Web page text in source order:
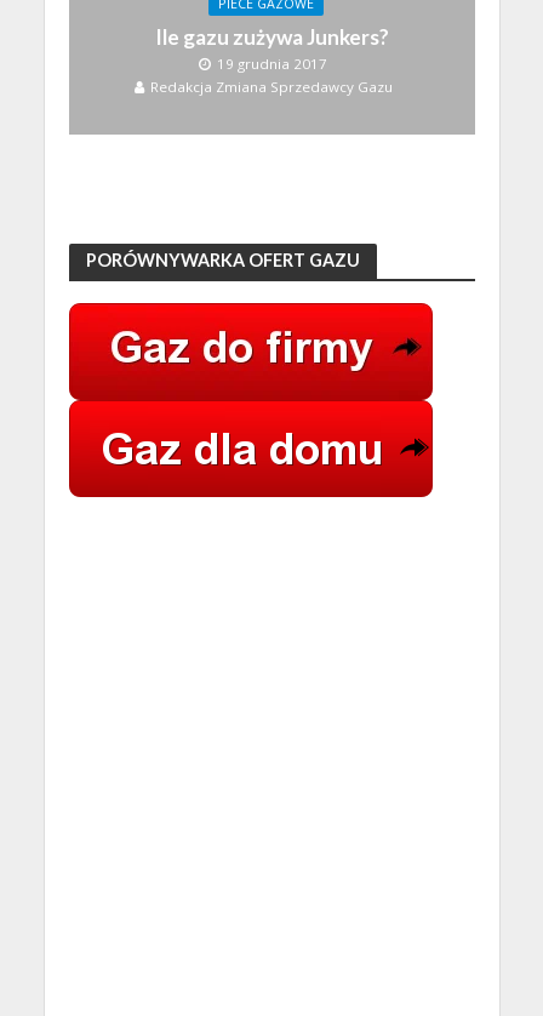
Ile gazu zużywa Junkers?
19 grudnia 2017
Redakcja Zmiana Sprzedawcy Gazu
PORÓWNYWARKA OFERT GAZU